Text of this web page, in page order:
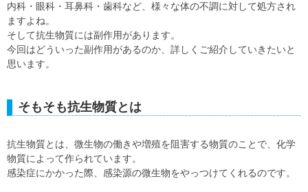
内科・眼科・耳鼻科・歯科など、様々な体の不調に対して処方され
ますよね。
そして抗生物質には副作用があります。
今回はどういった副作用があるのか、詳しくご紹介していきたいと
思います。
そもそも抗生物質とは
抗生物質とは、微生物の働きや増殖を阻害する物質のことで、化学
物質によって作られています。
感染症にかかった際、感染源の微生物をやっつけてくれるのです。